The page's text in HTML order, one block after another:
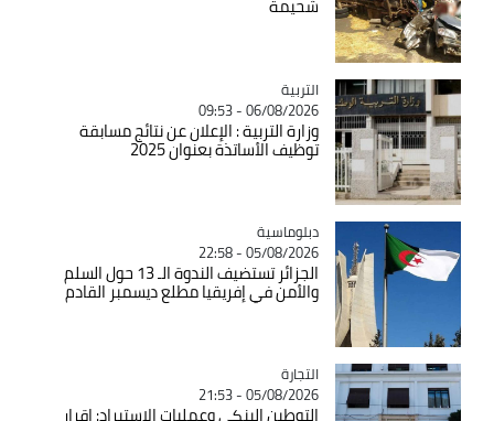
شحيمة
Catégorie
التربية
06/08/2026 - 09:53
وزارة التربية : الإعلان عن نتائج مسابقة
توظيف الأساتذة بعنوان 2025
Catégorie
دبلوماسية
05/08/2026 - 22:58
الجزائر تستضيف الندوة الـ 13 حول السلم
والأمن في إفريقيا مطلع ديسمبر القادم
Catégorie
التجارة
05/08/2026 - 21:53